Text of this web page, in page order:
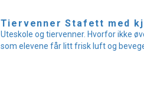
Tiervenner Stafett med
Uteskole og tiervenner. Hvorfor ikke
som elevene får litt frisk luft og